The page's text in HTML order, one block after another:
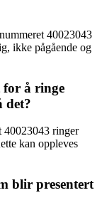
40023043
ikke pågående og
for å ringe
det?
40023043 ringer
kan oppleves
blir presentert